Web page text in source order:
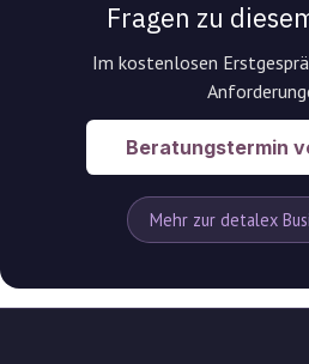
Fragen zu
Im kostenlosen
Beratungstermin
Mehr zur detalex